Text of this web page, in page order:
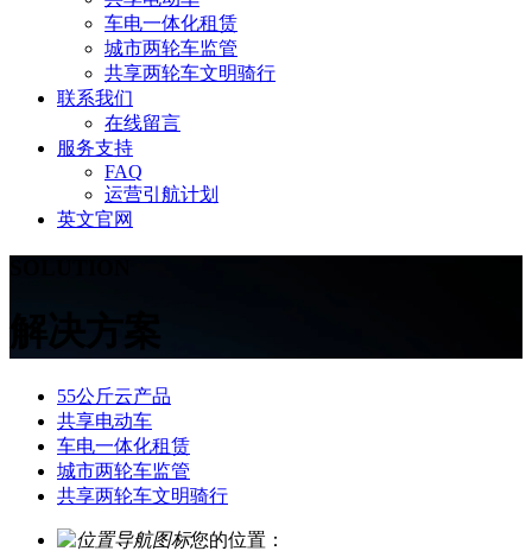
车电一体化租赁
城市两轮车监管
共享两轮车文明骑行
联系我们
在线留言
服务支持
FAQ
运营引航计划
英文官网
解决方案
55公斤云产品
共享电动车
车电一体化租赁
城市两轮车监管
共享两轮车文明骑行
您的位置：